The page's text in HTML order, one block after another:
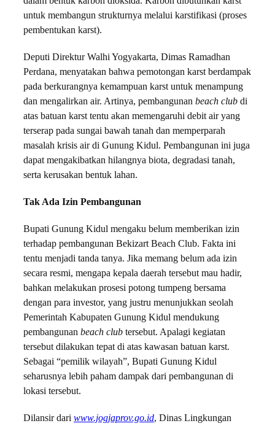
untuk membangun strukturnya melalui karstifikasi (proses
pembentukan karst).
Deputi Direktur Walhi Yogyakarta, Dimas Ramadhan
Perdana, menyatakan bahwa pemotongan karst berdampak
pada berkurangnya kemampuan karst untuk menampung
dan mengalirkan air. Artinya, pembangunan beach club di
atas batuan karst tentu akan memengaruhi debit air yang
terserap pada sungai bawah tanah dan memperparah
masalah krisis air di Gunung Kidul. Pembangunan ini juga
dapat mengakibatkan hilangnya biota, degradasi tanah,
serta kerusakan bentuk lahan.
Tak Ada Izin Pembangunan
Bupati Gunung Kidul mengaku belum memberikan izin
terhadap pembangunan Bekizart Beach Club. Fakta ini
tentu menjadi tanda tanya. Jika memang belum ada izin
secara resmi, mengapa kepala daerah tersebut mau hadir,
bahkan melakukan prosesi potong tumpeng bersama
dengan para investor, yang justru menunjukkan seolah
Pemerintah Kabupaten Gunung Kidul mendukung
pembangunan beach club tersebut. Apalagi kegiatan
tersebut dilakukan tepat di atas kawasan batuan karst.
Sebagai “pemilik wilayah”, Bupati Gunung Kidul
seharusnya lebih paham dampak dari pembangunan di
lokasi tersebut.
Dilansir dari www.jogjaprov.go.id, Dinas Lingkungan